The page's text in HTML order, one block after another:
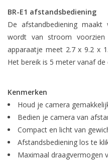
BR-E1 afstandsbediening
De afstandbediening
wordt van stroom
apparaatje meet 2.7 x 9.2 x
Het bereik is 5 meter vanaf de
Kenmerken
Houd je camera
Bedien je camera van
Compact en licht van
Afstandsbediening los te
Maximaal draagvermogen